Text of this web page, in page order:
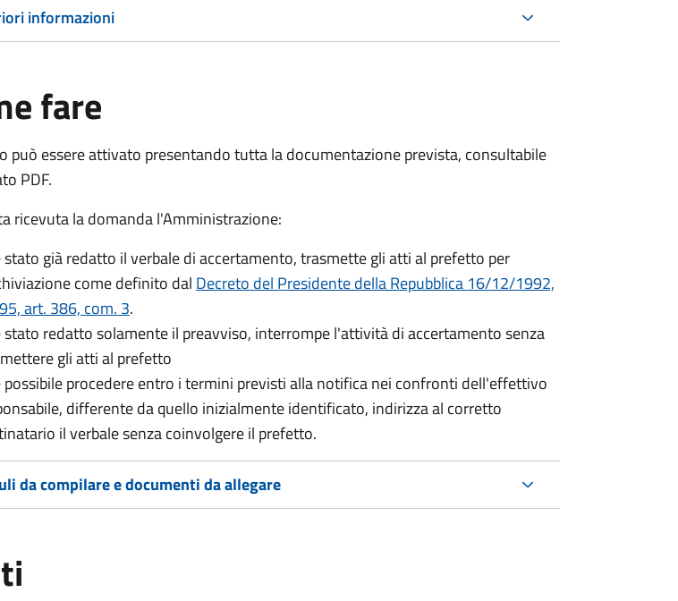
informazioni
fare
può essere attivato presentando tutta la documentazione prevista, consultabile
PDF.
ricevuta la domanda l'Amministrazione:
stato già redatto il verbale di accertamento, trasmette gli atti al prefetto per
come definito dal Decreto del Presidente della Repubblica 16/12/1992,
art. 386, com. 3.
stato redatto solamente il preavviso, interrompe l'attività di accertamento senza
gli atti al prefetto
possibile procedere entro i termini previsti alla notifica nei confronti dell'effettivo
differente da quello inizialmente identificato, indirizza al corretto
il verbale senza coinvolgere il prefetto.
da compilare e documenti da allegare